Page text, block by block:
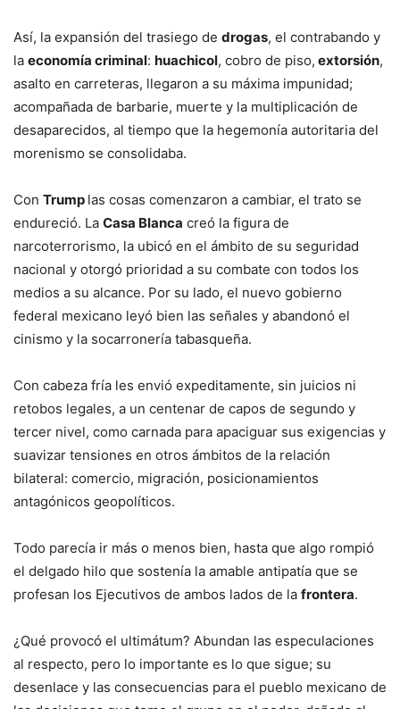
Así, la expansión del trasiego de drogas, el contrabando y
la economía criminal: huachicol, cobro de piso, extorsión,
asalto en carreteras, llegaron a su máxima impunidad;
acompañada de barbarie, muerte y la multiplicación de
desaparecidos, al tiempo que la hegemonía autoritaria del
morenismo se consolidaba.
Con Trump las cosas comenzaron a cambiar, el trato se
endureció. La Casa Blanca creó la figura de
narcoterrorismo, la ubicó en el ámbito de su seguridad
nacional y otorgó prioridad a su combate con todos los
medios a su alcance. Por su lado, el nuevo gobierno
federal mexicano leyó bien las señales y abandonó el
cinismo y la socarronería tabasqueña.
Con cabeza fría les envió expeditamente, sin juicios ni
retobos legales, a un centenar de capos de segundo y
tercer nivel, como carnada para apaciguar sus exigencias y
suavizar tensiones en otros ámbitos de la relación
bilateral: comercio, migración, posicionamientos
antagónicos geopolíticos.
Todo parecía ir más o menos bien, hasta que algo rompió
el delgado hilo que sostenía la amable antipatía que se
profesan los Ejecutivos de ambos lados de la frontera.
¿Qué provocó el ultimátum? Abundan las especulaciones
al respecto, pero lo importante es lo que sigue; su
desenlace y las consecuencias para el pueblo mexicano de